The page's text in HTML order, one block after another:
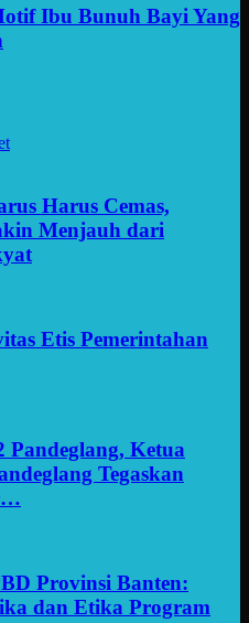
Ibu Bunuh Bayi Yang
Harus Cemas,
Menjauh dari
Etis Pemerintahan
Pandeglang, Ketua
Tegaskan
Provinsi Banten:
dan Etika Program